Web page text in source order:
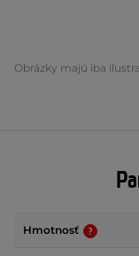
Obrázky majú iba
Hmotnosť